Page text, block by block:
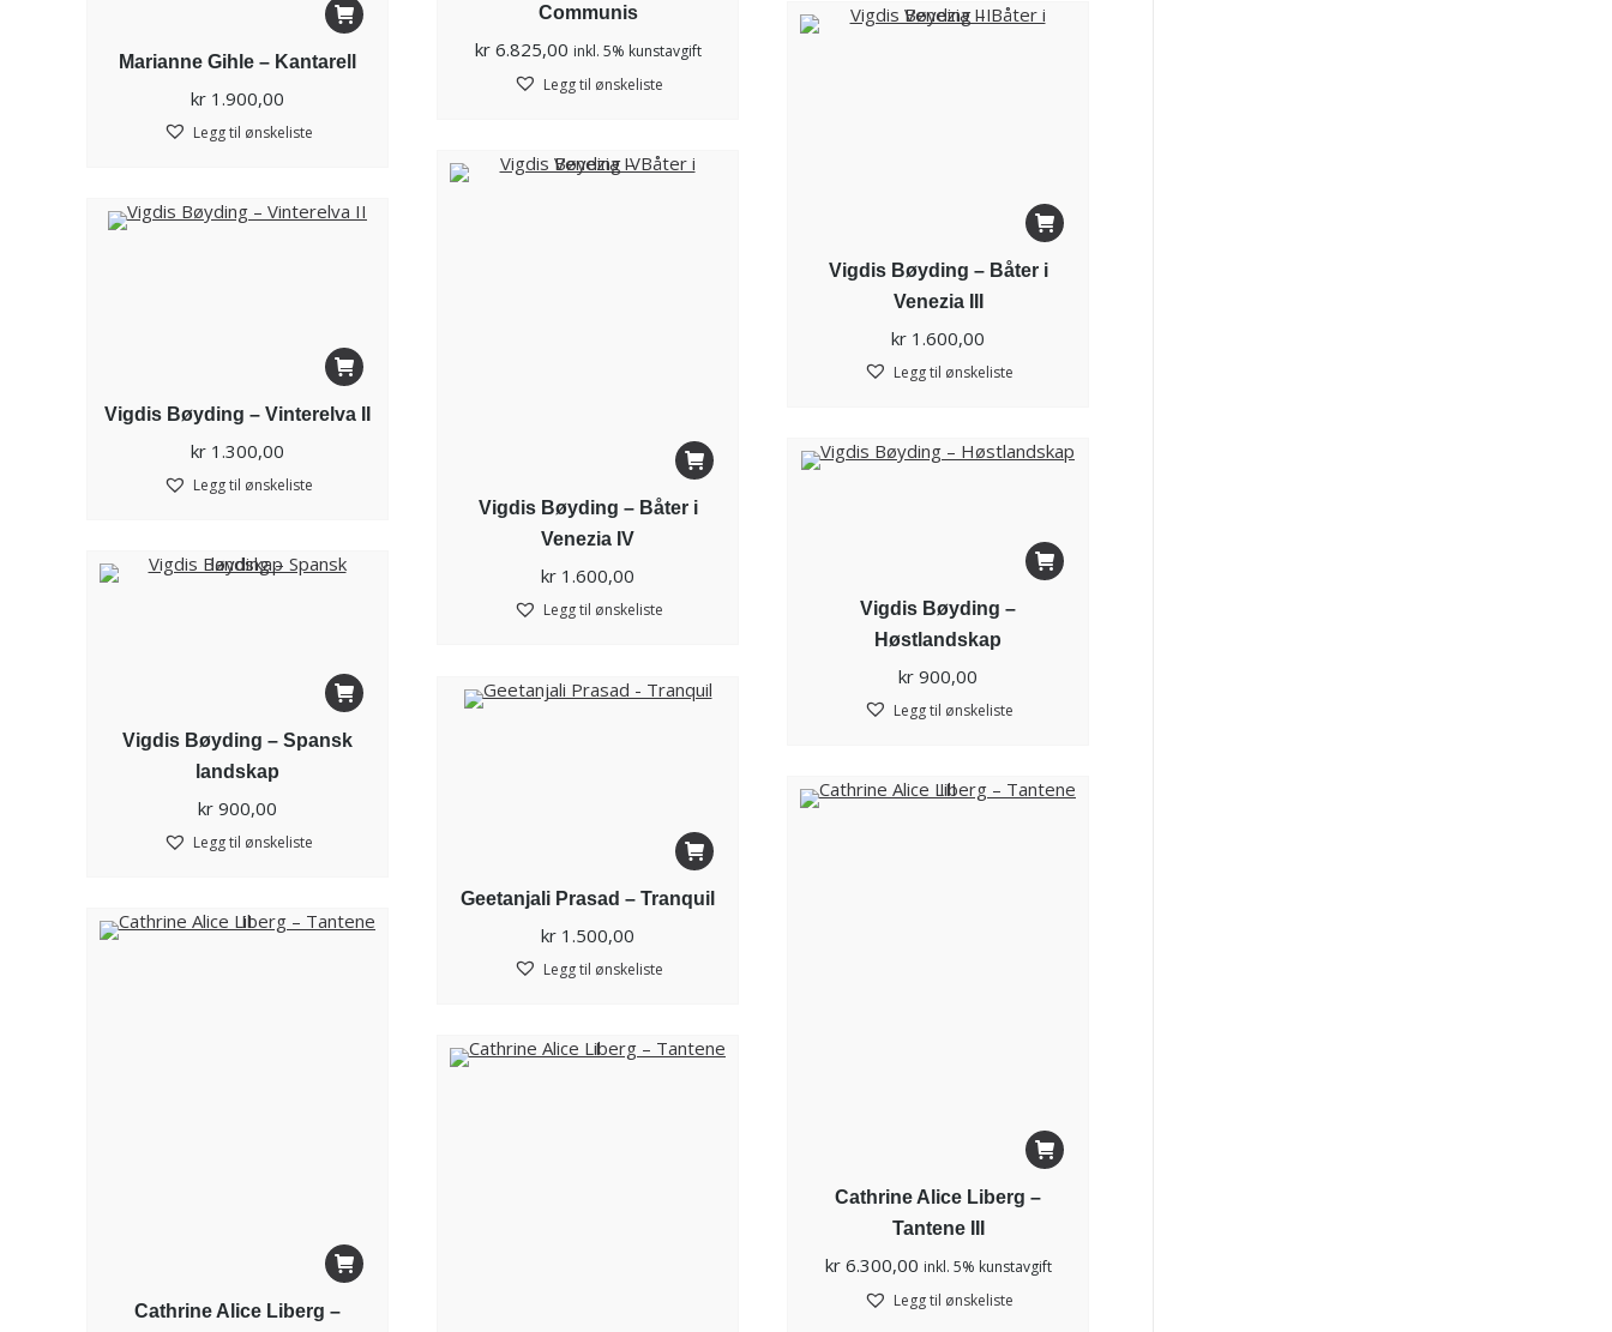
Communis
kr6.825,00 inkl. 5% kunstavgift
Legg til ønskeliste
Marianne Gihle – Kantarell
kr 1.900,00
Legg til ønskeliste
Vigdis Bøyding – Båter i
Venezia III
kr 1.600,00
Legg til ønskeliste
Vigdis Bøyding – Båter i
Venezia IV
kr 1.600,00
Legg til ønskeliste
Vigdis Bøyding – Vinterelva II
kr 1.300,00
Legg til ønskeliste
Vigdis Bøyding –
Høstlandskap
kr 900,00
Legg til ønskeliste
Vigdis Bøyding – Spansk
landskap
kr 900,00
Legg til ønskeliste
Geetanjali Prasad – Tranquil
kr 1.500,00
Legg til ønskeliste
Cathrine Alice Liberg –
Tantene III
kr6.300,00 inkl. 5% kunstavgift
Legg til ønskeliste
Cathrine Alice Liberg –